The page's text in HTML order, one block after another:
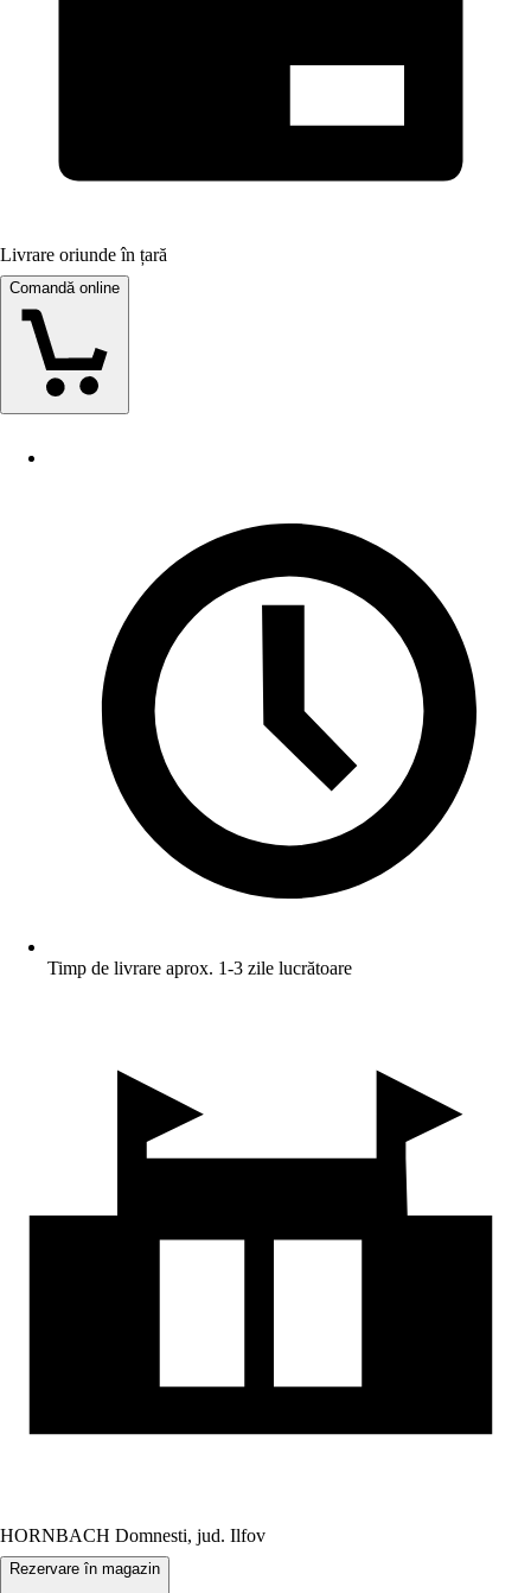
Livrare oriunde în țară
Comandă online
Timp de livrare aprox. 1-3 zile lucrătoare
HORNBACH Domnesti, jud. Ilfov
Rezervare în magazin